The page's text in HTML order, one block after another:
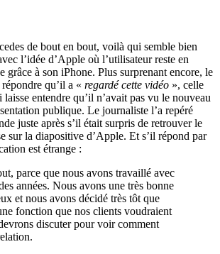
de bout en bout, voilà qui semble bien
l’idée d’Apple où l’utilisateur reste en
grâce à son iPhone. Plus surprenant encore, le
qu’il a « regardé cette vidéo », celle
entendre qu’il n’avait pas vu le nouveau
publique. Le journaliste l’a repéré
juste après s’il était surpris de retrouver le
sur la diapositive d’Apple. Et s’il répond par
est étrange :
parce que nous avons travaillé avec
années. Nous avons une très bonne
et nous avons décidé très tôt que
fonction que nos clients voudraient
discuter pour voir comment